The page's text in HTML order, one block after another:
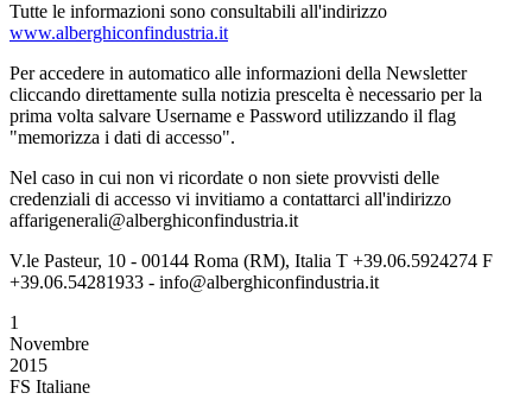
Tutte le informazioni sono consultabili all'indirizzo
www.alberghiconfindustria.it
Per accedere in automatico alle informazioni della Newsletter
cliccando direttamente sulla notizia prescelta è necessario per la
prima volta salvare Username e Password utilizzando il flag
"memorizza i dati di accesso".
Nel caso in cui non vi ricordate o non siete provvisti delle
credenziali di accesso vi invitiamo a contattarci all'indirizzo
affarigenerali@alberghiconfindustria.it
V.le Pasteur, 10 - 00144 Roma (RM), Italia T +39.06.5924274 F
+39.06.54281933 - info@alberghiconfindustria.it
1
Novembre
2015
FS Italiane